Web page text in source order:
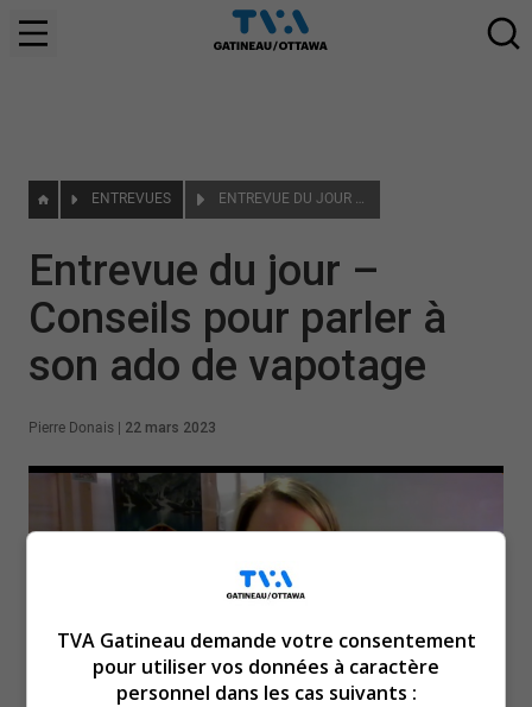
ENTREVUES ENTREVUE DU JOUR – CONSEILS POUR PARLER À SON ADO DE VAPOTAGE
Entrevue du jour –
Conseils pour parler à
son ado de vapotage
Pierre Donais 22 mars 2023
TVA Gatineau demande votre consentement
pour utiliser vos données à caractère
personnel dans les cas suivants :